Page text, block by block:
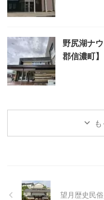
野尻湖ナ
郡信濃町】
望月歴史民